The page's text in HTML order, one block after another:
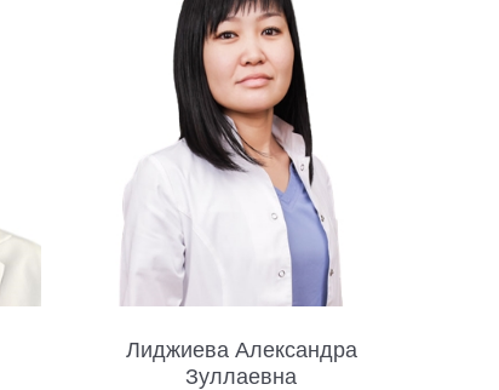
Лиджиева Александра
Зуллаевна